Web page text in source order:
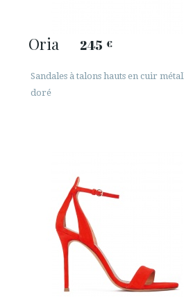
Oria 245 €
Sandales à talons hauts en cuir
doré